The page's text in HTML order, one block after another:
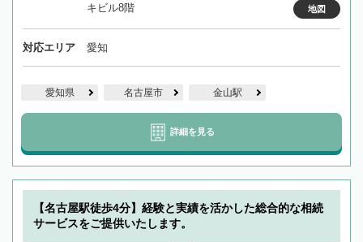
キビル8階
地図
対応エリア 愛知
愛知県 名古屋市 金山駅
詳細を見る
【名古屋駅徒歩4分】経験と実績を活かした総合的な相続
サービスをご提供いたします。